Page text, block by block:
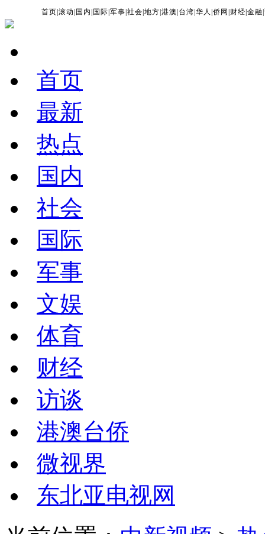
首页 |滚动 国内 国际 |军事 |社会 |地方 |港澳 台湾 |华人 |侨网 财经 |金融 |
首页
最新
热点
国内
社会
国际
军事
文娱
体育
财经
访谈
港澳台侨
微视界
东北亚电视网